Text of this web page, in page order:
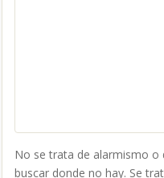
Es un
hábito que se